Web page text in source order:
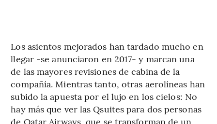
Los asientos mejorados han tardado mucho en
llegar -se anunciaron en 2017- y marcan una
de las mayores revisiones de cabina de la
compañía. Mientras tanto, otras aerolíneas han
subido la apuesta por el lujo en los cielos: No
hay más que ver las Qsuites para dos personas
de Qatar Airways, que se transforman de un